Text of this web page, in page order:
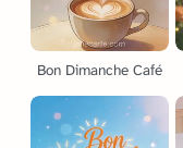
Bon Dimanche Café